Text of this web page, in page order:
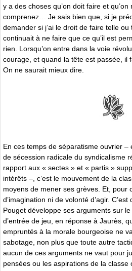
y a des choses qu’on doit faire et
comprenez… Je sais bien que, si je
demander si j’ai le droit de faire telle ou
continuait à ne faire que ce qu’il est
rien. Lorsqu’on entre dans la voie
courage, et quand la tête est passée, il
On ne saurait mieux dire.
En ces temps de séparatisme ouvrier
de sécession radicale du syndicalisme
rapport aux « sectes » et « partis »
intérêts –, c’est le mouvement de la
moyens de mener ses grèves. Et, pour
d’imagination ni de volonté d’agir.
Pouget développe ses arguments sur
d’entrée de jeu, en réponse à Jaurès,
empruntés à la morale bourgeoise ne
sabotage, non plus que toute autre
aucun de ces arguments ne vaut pour
pensées ou les aspirations de la classe